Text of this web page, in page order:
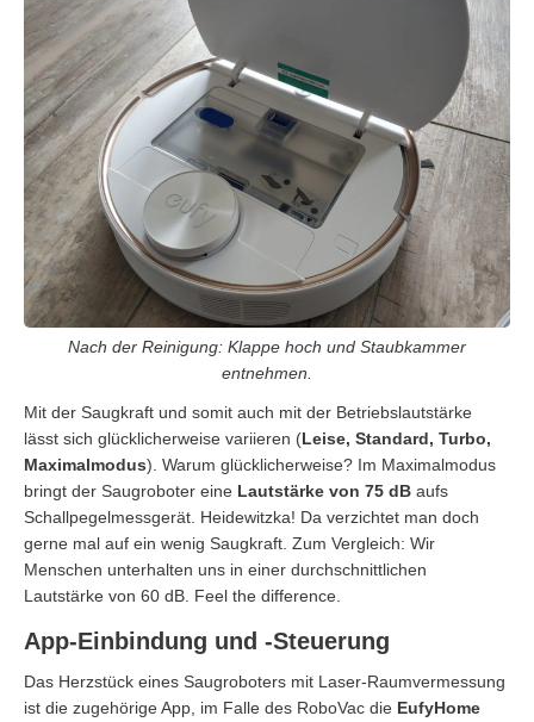
Nach der Reinigung: Klappe hoch und Staubkammer
entnehmen.
Mit der Saugkraft und somit auch mit der Betriebslautstärke
lässt sich glücklicherweise variieren (Leise, Standard, Turbo,
Maximalmodus). Warum glücklicherweise? Im Maximalmodus
bringt der Saugroboter eine Lautstärke von 75 dB aufs
Schallpegelmessgerät. Heidewitzka! Da verzichtet man doch
gerne mal auf ein wenig Saugkraft. Zum Vergleich: Wir
Menschen unterhalten uns in einer durchschnittlichen
Lautstärke von 60 dB. Feel the difference.
App-Einbindung und -Steuerung
Das Herzstück eines Saugroboters mit Laser-Raumvermessung
ist die zugehörige App, im Falle des RoboVac die EufyHome